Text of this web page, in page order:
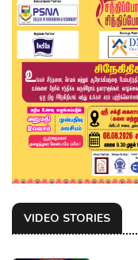
VIDEO STORIES